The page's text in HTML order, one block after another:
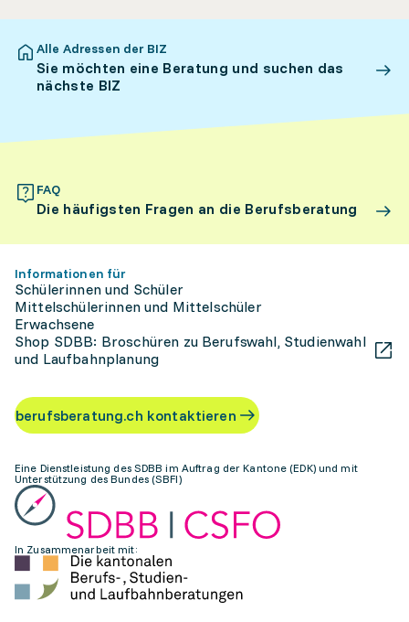
Alle Adressen der BIZ
Sie möchten eine Beratung und suchen das
nächste BIZ
FAQ
Die häufigsten Fragen an die Berufsberatung
Informationen für
Schülerinnen und Schüler
Mittelschülerinnen und Mittelschüler
Erwachsene
Shop SDBB: Broschüren zu Berufswahl, Studienwahl
und Laufbahnplanung
berufsberatung.ch kontaktieren
Eine Dienstleistung des SDBB im Auftrag der Kantone (EDK) und mit
Unterstützung des Bundes (SBFI)
In Zusammenarbeit mit: